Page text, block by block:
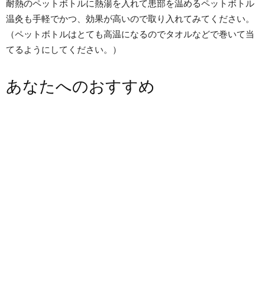
耐熱のペットボトルに熱湯を入れて患部を温めるペットボトル
温灸も手軽でかつ、効果が高いので取り入れてみてください。
（ペットボトルはとても高温になるのでタオルなどで巻いて当
てるようにしてください。）
あなたへのおすすめ